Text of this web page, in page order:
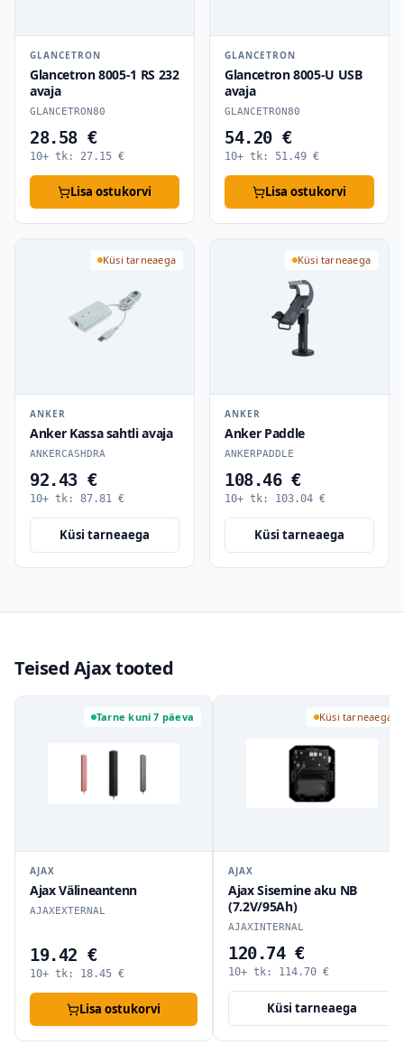
GLANCETRON
Glancetron 8005-1 RS 232
avaja
GLANCETRON80
28.58 €
10+ tk: 27.15 €
Lisa ostukorvi
GLANCETRON
Glancetron 8005-U USB
avaja
GLANCETRON80
54.20 €
10+ tk: 51.49 €
Lisa ostukorvi
Küsi tarneaega
ANKER
Anker Kassa sahtli avaja
ANKERCASHDRA
92.43 €
10+ tk: 87.81 €
Küsi tarneaega
Küsi tarneaega
ANKER
Anker Paddle
ANKERPADDLE
108.46 €
10+ tk: 103.04 €
Küsi tarneaega
Teised Ajax tooted
Tarne kuni 7 päeva
AJAX
Ajax Välineantenn
AJAXEXTERNAL
19.42 €
10+ tk: 18.45 €
Lisa ostukorvi
Küsi tarneaega
AJAX
Ajax Sisemine aku NB
(7.2V/95Ah)
AJAXINTERNAL
120.74 €
10+ tk: 114.70 €
Küsi tarneaega